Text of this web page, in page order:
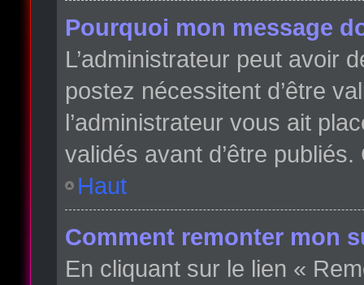
Pourquoi mon message
L’administrateur peut avoir
postez nécessitent d’être
l’administrateur vous ait
validés avant d’être
Haut
Comment remonter mon
En cliquant sur le lien «